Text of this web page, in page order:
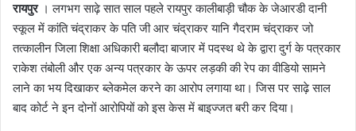
रायपुर । लगभग साढ़े सात साल पहले रायपुर कालीबाड़ी चौक के जेआरडी दानी
स्कूल में कांति चंद्राकर के पति जी आर चंद्राकर यानि गैदराम चंद्राकर जो
तत्कालीन जिला शिक्षा अधिकारी बलौदा बाजार में पदस्थ थे के द्वारा दुर्ग के पत्रकार
राकेश तंबोली और एक अन्य पत्रकार के ऊपर लड़की की रेप का वीडियो सामने
लाने का भय दिखाकर ब्लेकमेल करने का आरोप लगाया था। जिस पर साढ़े साल
बाद कोर्ट ने इन दोनों आरोपियों को इस केस में बाइज्जत बरी कर दिया।